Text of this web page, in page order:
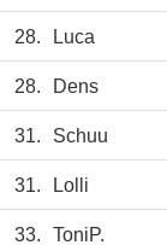
28. Luca
28. Dens
31. Schuu
31. Lolli
33. ToniP.